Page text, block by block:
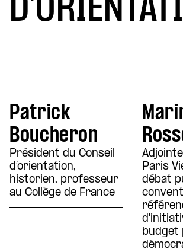
Patrick
Boucheron
Président du Conseil
d’orientation,
historien, professeur
au Collège de France
Paris
débat
budget